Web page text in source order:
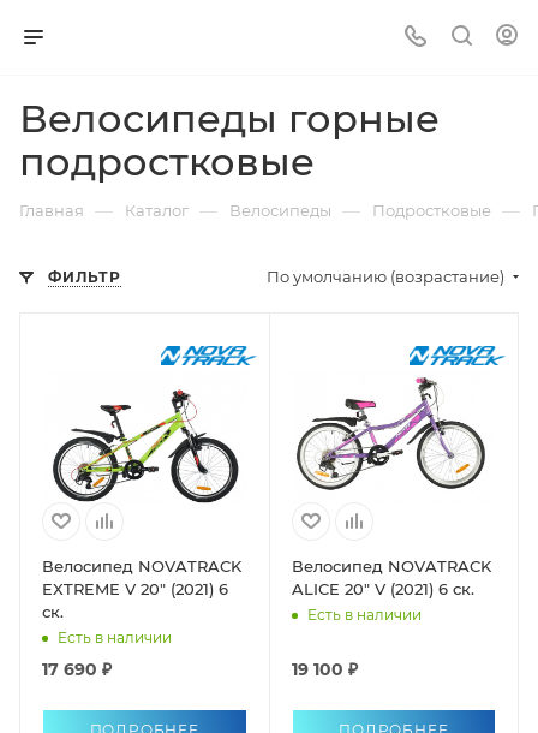
Велосипеды горные
подростковые
Главная — Каталог — Велосипеды — Подростковые —
ФИЛЬТР По умолчанию (возрастание)
Велосипед NOVATRACK
EXTREME V 20" (2021) 6
ск.
Есть в наличии
17 690 ₽
ПОДРОБНЕЕ
Велосипед NOVATRACK
ALICE 20" V (2021) 6 ск.
Есть в наличии
19 100 ₽
ПОДРОБНЕЕ